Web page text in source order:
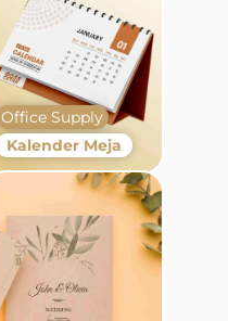
Office Supply
Kalender Meja